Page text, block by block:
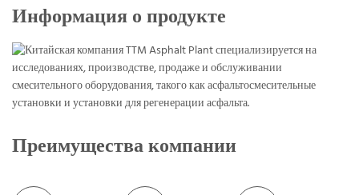
Информация о продукте
Преимущества компании